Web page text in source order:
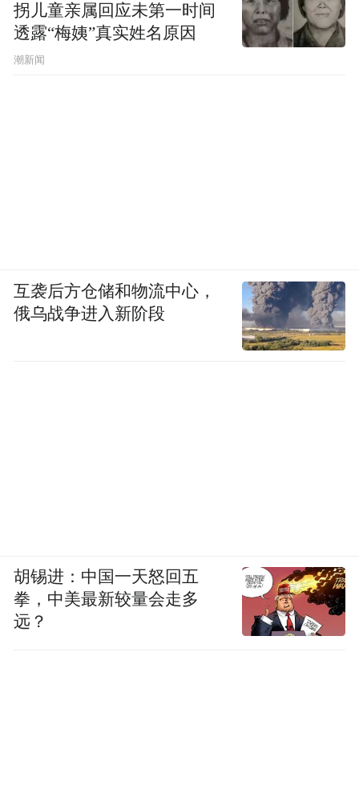
拐儿童亲属回应未第一时间
透露“梅姨”真实姓名原因
潮新闻
互袭后方仓储和物流中心，
俄乌战争进入新阶段
胡锡进：中国一天怒回五
拳，中美最新较量会走多
远？